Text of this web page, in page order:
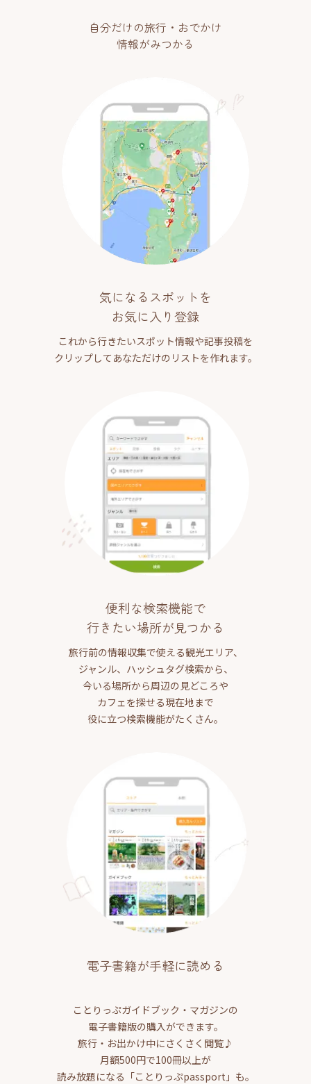
自分だけの旅行・おでかけ
情報がみつかる
気になるスポットを
お気に入り登録
これから行きたいスポット情報や記事投稿を
クリップしてあなただけのリストを作れます。
便利な検索機能で
行きたい場所が見つかる
旅行前の情報収集で使える観光エリア、
ジャンル、ハッシュタグ検索から、
今いる場所から周辺の見どころや
カフェを探せる現在地まで
役に立つ検索機能がたくさん。
電子書籍が手軽に読める
ことりっぷガイドブック・マガジンの
電子書籍版の購入ができます。
旅行・お出かけ中にさくさく閲覧♪
月額500円で100冊以上が
読み放題になる「ことりっぷpassport」も。